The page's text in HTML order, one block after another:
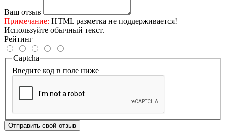
Ваш отзыв
Примечание: HTML разметка не поддерживается!
Используйте обычный текст.
Рейтинг
Captcha
Введите код в поле ниже
Отправить свой отзыв